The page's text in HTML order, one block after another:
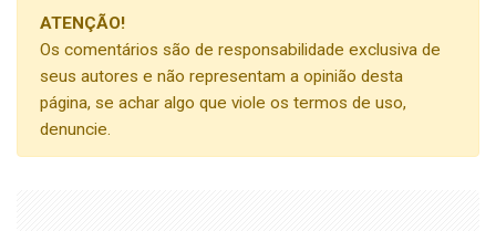
ATENÇÃO!
Os comentários são de responsabilidade exclusiva de
seus autores e não representam a opinião desta
página, se achar algo que viole os termos de uso,
denuncie.